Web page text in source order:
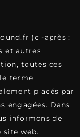
(ci-après :
et autres
toutes ces
terme
placés par
engagées. Dans
informons de
site web.